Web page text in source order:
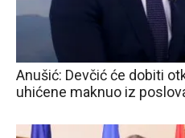
Anušić: Devčić će dobiti
uhićene maknuo iz